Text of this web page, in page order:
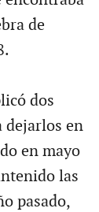
de
dos
dejarlos en
en mayo
las
pasado,